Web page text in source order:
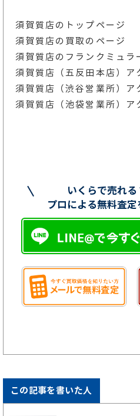
須賀質店のトップページ
須賀質店の買取のページ
須賀質店のフランクミュラ
須賀質店（五反田本店）ア
須賀質店（渋谷営業所）ア
須賀質店（池袋営業所）ア
いくらで売れ
プロによる無料査
この記事を書いた人